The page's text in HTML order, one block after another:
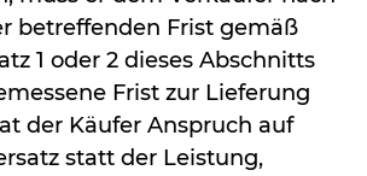
betreffenden Frist gemäß
1 oder 2 dieses Abschnitts
Frist zur Lieferung
der Käufer Anspruch auf
statt der Leistung,